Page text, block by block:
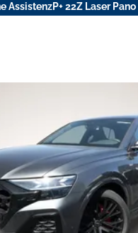
AssistenzP+ 22Z Laser